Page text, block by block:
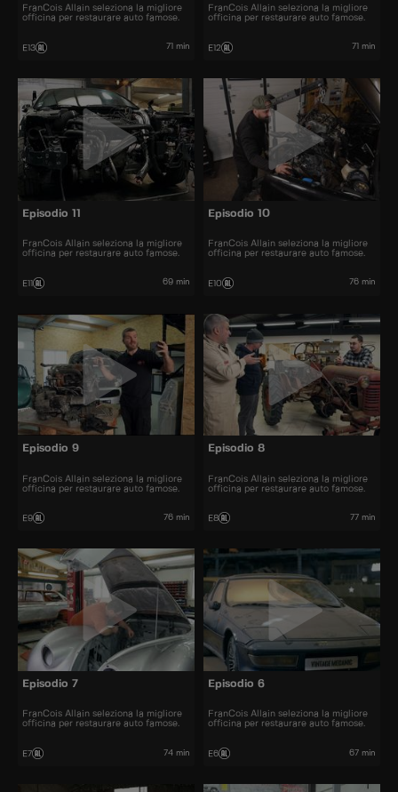
FranCois Allain seleziona la migliore
officina per restaurare auto famose.
E13 71 min
FranCois Allain seleziona la migliore
officina per restaurare auto famose.
E12 71 min
Episodio 11
FranCois Allain seleziona la migliore
officina per restaurare auto famose.
E11 69 min
Episodio 10
FranCois Allain seleziona la migliore
officina per restaurare auto famose.
E10 76 min
Episodio 9
FranCois Allain seleziona la migliore
officina per restaurare auto famose.
E9 76 min
Episodio 8
FranCois Allain seleziona la migliore
officina per restaurare auto famose.
E8 77 min
Episodio 7
FranCois Allain seleziona la migliore
officina per restaurare auto famose.
E7 74 min
Episodio 6
FranCois Allain seleziona la migliore
officina per restaurare auto famose.
E6 67 min